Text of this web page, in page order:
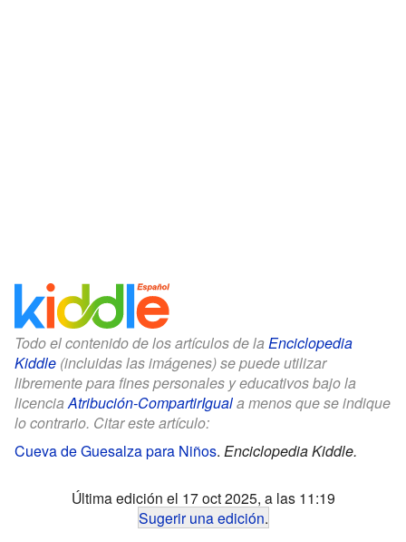
Todo el contenido de los artículos de la Enciclopedia
Kiddle (incluidas las imágenes) se puede utilizar
libremente para fines personales y educativos bajo la
licencia Atribución-CompartirIguala menos que se indique
lo contrario. Citar este artículo:
Cueva de Guesalza para Niños. Enciclopedia Kiddle.
Última edición el 17 oct 2025, a las 11:19
Sugerir una edición.